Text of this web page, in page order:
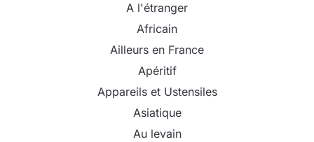
A l'étranger
Africain
Ailleurs en France
Apéritif
Appareils et Ustensiles
Asiatique
Au levain